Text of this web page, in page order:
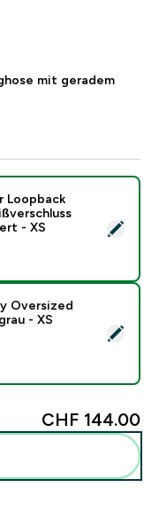
mit geradem
Damen Leichter
Loopback
- XS
Herren Rest Day
Oversized
- XS
CHF 144.00‎